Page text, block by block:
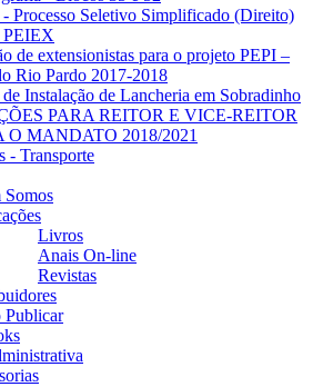
Processo Seletivo Simplificado (Direito)
PEIEX
de extensionistas para o projeto PEPI –
Rio Pardo 2017-2018
Instalação de Lancheria em Sobradinho
PARA REITOR E VICE-REITOR
O MANDATO 2018/2021
- Transporte
Somos
Livros
Anais On-line
Revistas
Publicar